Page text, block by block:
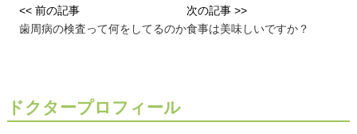
<< 前の記事
歯周病の検査って何をしてるのか
次の記事 >>
食事は美味しいですか？
ドクタープロフィール